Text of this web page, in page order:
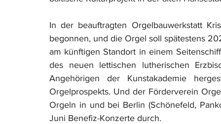
In der beauftragten Orgelbauwerkstatt
begonnen, und die Orgel soll spätestens
am künftigen Standort in einem
des neuen lettischen lutherischen
Angehörigen der Kunstakademie
Orgelprospekts. Und der Förderverein
Orgeln in und bei Berlin (Schönefeld,
Juni Benefiz-Konzerte durch.